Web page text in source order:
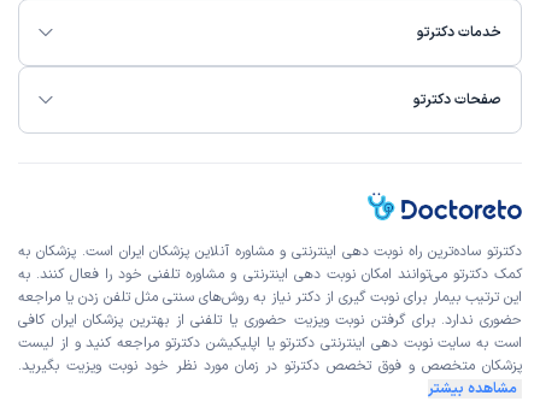
خدمات دکترتو
صفحات دکترتو
دکترتو ساده‌ترین راه نوبت‌ دهی اینترنتی و مشاوره آنلاین پزشکان ایران است. پزشکان به
کمک دکترتو می‌توانند امکان نوبت دهی اینترنتی و مشاوره تلفنی خود را فعال کنند. به
این ترتیب بیمار برای نوبت گیری از دکتر نیاز به روش‌های سنتی مثل تلفن زدن یا مراجعه
حضوری ندارد. برای گرفتن نوبت ویزیت حضوری یا تلفنی از بهترین پزشکان ایران کافی
است به سایت نوبت دهی اینترنتی دکترتو یا اپلیکیشن دکترتو مراجعه کنید و از لیست
پزشکان متخصص و فوق تخصص دکترتو در زمان مورد نظر خود نوبت ویزیت بگیرید.
مشاهده بیشتر